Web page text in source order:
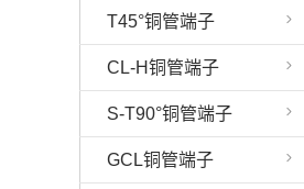
T45°铜管端子
CL-H铜管端子
S-T90°铜管端子
GCL铜管端子